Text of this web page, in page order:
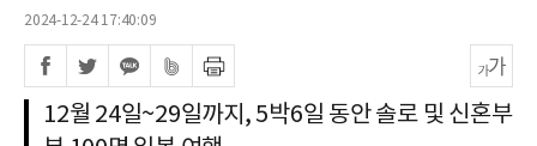
2024-12-24 17:40:09
12월 24일~29일까지, 5박6일 동안 솔로 및 신혼부